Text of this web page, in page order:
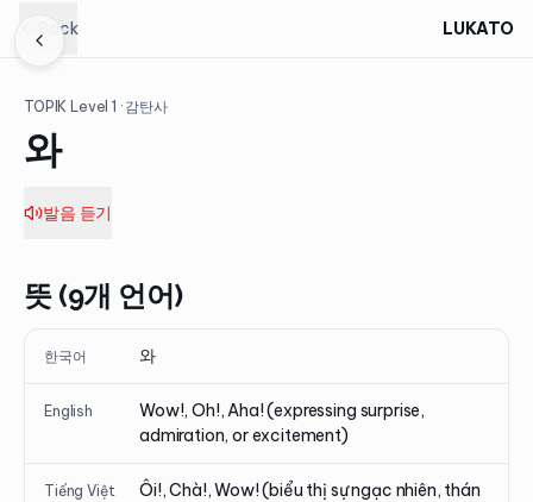
Back LUKATO
TOPIK Level1 · 감탄사
와
발음 듣기
뜻 (9개 언어)
한국어 와
English
Wow!, Oh!, Aha! (expressing surprise,
admiration, or excitement)
Tiếng Việt
Ôi!, Chà!, Wow! (biểu thị sự ngạc nhiên, thán